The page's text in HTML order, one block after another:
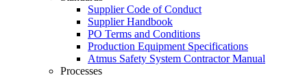
Supplier Code of Conduct
Supplier Handbook
PO Terms and Conditions
Production Equipment Specifications
Atmus Safety System Contractor Manual
Processes